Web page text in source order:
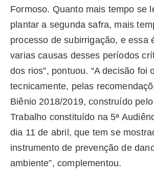
Formoso. Quanto mais tempo se
plantar a segunda safra, mais
processo de subirrigação, e essa
varias causas desses períodos
dos rios”, pontuou. “A decisão foi
tecnicamente, pelas
Biênio 2018/2019, construído
Trabalho constituído na 5ª
dia 11 de abril, que tem se
instrumento de prevenção de
ambiente”, complementou.